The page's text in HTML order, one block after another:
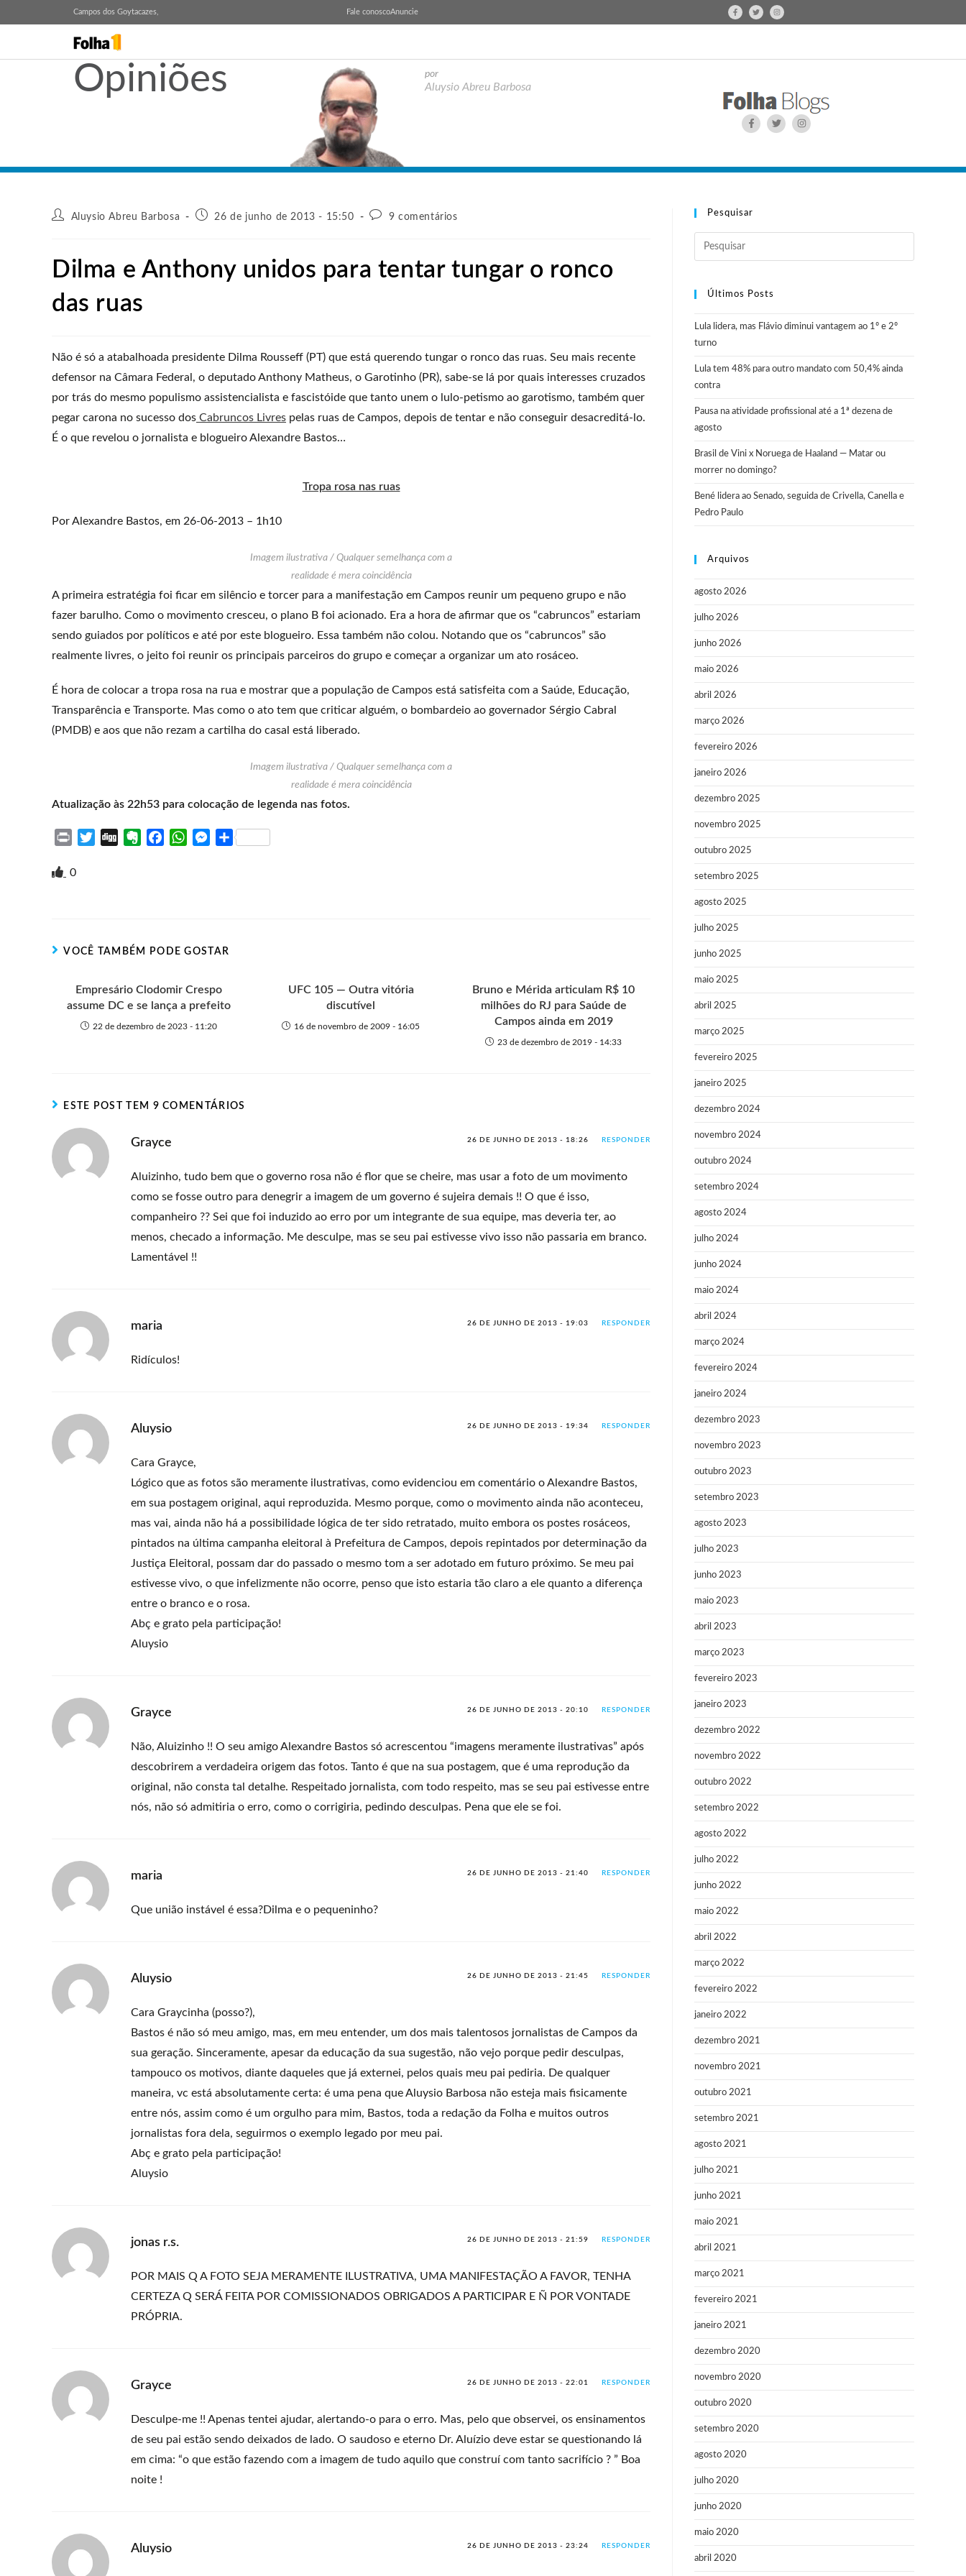
Campos dos Goytacazes, Fale conoscoAnuncie
Opiniões por
Aluysio Abreu Barbosa
Aluysio Abreu Barbosa 26 de junho de 2013 - 15:50 9 comentários
Dilma e Anthony unidos para tentar tungar o ronco
das ruas
Não é só a atabalhoada presidente Dilma Rousseff (PT) que está querendo tungar o ronco das ruas. Seu mais recente
defensor na Câmara Federal, o deputado Anthony Matheus, o Garotinho (PR), sabe-se lá por quais interesses cruzados
por trás do mesmo populismo assistencialista e fascistóide que tanto unem o lulo-petismo ao garotismo, também quer
pegar carona no sucesso dos Cabruncos Livres pelas ruas de Campos, depois de tentar e não conseguir desacreditá-lo.
É o que revelou o jornalista e blogueiro Alexandre Bastos…
Tropa rosa nas ruas
Por Alexandre Bastos, em 26-06-2013 – 1h10
Imagem ilustrativa / Qualquer semelhança com a
realidade é mera coincidência
A primeira estratégia foi ficar em silêncio e torcer para a manifestação em Campos reunir um pequeno grupo e não
fazer barulho. Como o movimento cresceu, o plano B foi acionado. Era a hora de afirmar que os “cabruncos” estariam
sendo guiados por políticos e até por este blogueiro. Essa também não colou. Notando que os “cabruncos” são
realmente livres, o jeito foi reunir os principais parceiros do grupo e começar a organizar um ato rosáceo.
É hora de colocar a tropa rosa na rua e mostrar que a população de Campos está satisfeita com a Saúde, Educação,
Transparência e Transporte. Mas como o ato tem que criticar alguém, o bombardeio ao governador Sérgio Cabral
(PMDB) e aos que não rezam a cartilha do casal está liberado.
Imagem ilustrativa / Qualquer semelhança com a
realidade é mera coincidência
Atualização às 22h53 para colocação de legenda nas fotos.
i
e
k
W
p
M
e
S
0
VOCÊ TAMBÉM PODE GOSTAR
Empresário Clodomir Crespo
assume DC e se lança a prefeito
22 de dezembro de 2023 - 11:20
UFC 105 — Outra vitória
discutível
16 de novembro de 2009 - 16:05
Bruno e Mérida articulam R$ 10
milhões do RJ para Saúde de
Campos ainda em 2019
23 de dezembro de 2019 - 14:33
ESTE POST TEM 9 COMENTÁRIOS
Grayce 26 DE JUNHO DE 2013 - 18:26 RESPONDER
Aluizinho, tudo bem que o governo rosa não é flor que se cheire, mas usar a foto de um movimento
como se fosse outro para denegrir a imagem de um governo é sujeira demais !! O que é isso,
companheiro ?? Sei que foi induzido ao erro por um integrante de sua equipe, mas deveria ter, ao
menos, checado a informação. Me desculpe, mas se seu pai estivesse vivo isso não passaria em branco.
Lamentável !!
maria 26 DE JUNHO DE 2013 - 19:03 RESPONDER
Ridículos!
Aluysio 26 DE JUNHO DE 2013 - 19:34 RESPONDER
Cara Grayce,
Lógico que as fotos são meramente ilustrativas, como evidenciou em comentário o Alexandre Bastos,
em sua postagem original, aqui reproduzida. Mesmo porque, como o movimento ainda não aconteceu,
mas vai, ainda não há a possibilidade lógica de ter sido retratado, muito embora os postes rosáceos,
pintados na última campanha eleitoral à Prefeitura de Campos, depois repintados por determinação da
Justiça Eleitoral, possam dar do passado o mesmo tom a ser adotado em futuro próximo. Se meu pai
estivesse vivo, o que infelizmente não ocorre, penso que isto estaria tão claro a ele quanto a diferença
entre o branco e o rosa.
Abç e grato pela participação!
Aluysio
Grayce 26 DE JUNHO DE 2013 - 20:10 RESPONDER
Não, Aluizinho !! O seu amigo Alexandre Bastos só acrescentou “imagens meramente ilustrativas” após
descobrirem a verdadeira origem das fotos. Tanto é que na sua postagem, que é uma reprodução da
original, não consta tal detalhe. Respeitado jornalista, com todo respeito, mas se seu pai estivesse entre
nós, não só admitiria o erro, como o corrigiria, pedindo desculpas. Pena que ele se foi.
maria 26 DE JUNHO DE 2013 - 21:40 RESPONDER
Que união instável é essa?Dilma e o pequeninho?
Aluysio 26 DE JUNHO DE 2013 - 21:45 RESPONDER
Cara Graycinha (posso?),
Bastos é não só meu amigo, mas, em meu entender, um dos mais talentosos jornalistas de Campos da
sua geração. Sinceramente, apesar da educação da sua sugestão, não vejo porque pedir desculpas,
tampouco os motivos, diante daqueles que já externei, pelos quais meu pai pediria. De qualquer
maneira, vc está absolutamente certa: é uma pena que Aluysio Barbosa não esteja mais fisicamente
entre nós, assim como é um orgulho para mim, Bastos, toda a redação da Folha e muitos outros
jornalistas fora dela, seguirmos o exemplo legado por meu pai.
Abç e grato pela participação!
Aluysio
jonas r.s. 26 DE JUNHO DE 2013 - 21:59 RESPONDER
POR MAIS Q A FOTO SEJA MERAMENTE ILUSTRATIVA, UMA MANIFESTAÇÃO A FAVOR, TENHA
CERTEZA Q SERÁ FEITA POR COMISSIONADOS OBRIGADOS A PARTICIPAR E Ñ POR VONTADE
PRÓPRIA.
Grayce 26 DE JUNHO DE 2013 - 22:01 RESPONDER
Desculpe-me !! Apenas tentei ajudar, alertando-o para o erro. Mas, pelo que observei, os ensinamentos
de seu pai estão sendo deixados de lado. O saudoso e eterno Dr. Aluízio deve estar se questionando lá
em cima: “o que estão fazendo com a imagem de tudo aquilo que construí com tanto sacrifício ? ” Boa
noite !
Aluysio 26 DE JUNHO DE 2013 - 23:24 RESPONDER
Pesquisar
Últimos Posts
Lula lidera, mas Flávio diminui vantagem ao 1º e 2º
turno
Lula tem 48% para outro mandato com 50,4% ainda
contra
Pausa na atividade profissional até a 1ª dezena de
agosto
Brasil de Vini x Noruega de Haaland — Matar ou
morrer no domingo?
Bené lidera ao Senado, seguida de Crivella, Canella e
Pedro Paulo
Arquivos
agosto 2026
julho 2026
junho 2026
maio 2026
abril 2026
março 2026
fevereiro 2026
janeiro 2026
dezembro 2025
novembro 2025
outubro 2025
setembro 2025
agosto 2025
julho 2025
junho 2025
maio 2025
abril 2025
março 2025
fevereiro 2025
janeiro 2025
dezembro 2024
novembro 2024
outubro 2024
setembro 2024
agosto 2024
julho 2024
junho 2024
maio 2024
abril 2024
março 2024
fevereiro 2024
janeiro 2024
dezembro 2023
novembro 2023
outubro 2023
setembro 2023
agosto 2023
julho 2023
junho 2023
maio 2023
abril 2023
março 2023
fevereiro 2023
janeiro 2023
dezembro 2022
novembro 2022
outubro 2022
setembro 2022
agosto 2022
julho 2022
junho 2022
maio 2022
abril 2022
março 2022
fevereiro 2022
janeiro 2022
dezembro 2021
novembro 2021
outubro 2021
setembro 2021
agosto 2021
julho 2021
junho 2021
maio 2021
abril 2021
março 2021
fevereiro 2021
janeiro 2021
dezembro 2020
novembro 2020
outubro 2020
setembro 2020
agosto 2020
julho 2020
junho 2020
maio 2020
abril 2020